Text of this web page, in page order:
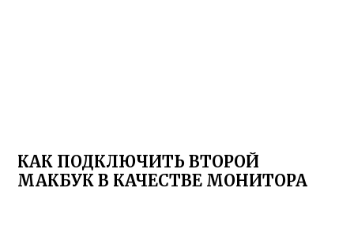
КАК ПОДКЛЮЧИТЬ ВТОРОЙ
МАКБУК В КАЧЕСТВЕ МОНИТОРА